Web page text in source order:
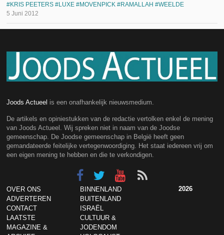
5 Juni 2012
KRIS PEETERS LUXE MOVENPICK RAMALLAH WEELDE
Joods Actueel is een onafhankelijk nieuwsmedium.
De artikels en opiniestukken van de redactie vertolken enkel de mening
van Joods Actueel. Wij spreken niet in naam van de Joodse
gemeenschap. De Joodse gemeenschap in België heeft geen
gemandateerde feitelijke vertegenwoordiging. Het staat iedereen vrij om
een eigen mening te hebben en die te verkondigen.
OVER ONS
ADVERTEREN
CONTACT
LAATSTE
MAGAZINE &
BINNENLAND
BUITENLAND
ISRAËL
CULTUUR &
JODENDOM
2026